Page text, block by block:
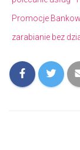
Promocje
zarabianie bez